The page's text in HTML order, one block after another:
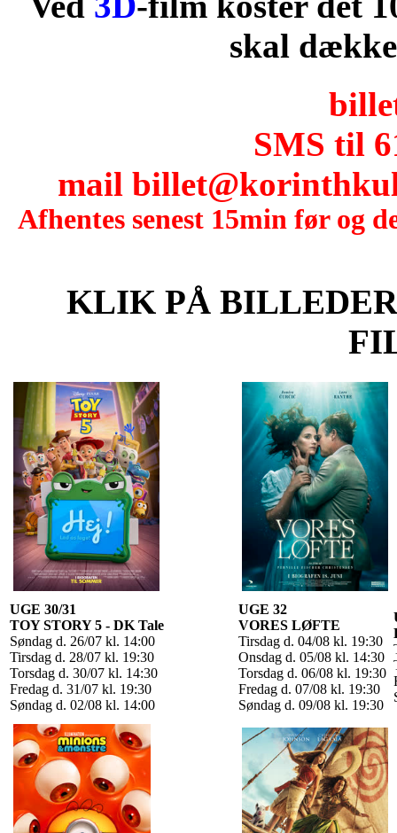
skal
SMS til
mail
Afhentes senest 15min før og
KLIK PÅ
UGE 30/31
TOY STORY 5 - DK Tale
Søndag d. 26/07 kl. 14:00
Tirsdag d. 28/07 kl. 19:30
Torsdag d. 30/07 kl. 14:30
Fredag d. 31/07 kl. 19:30
Søndag d. 02/08 kl. 14:00
UGE 32
VORES LØFTE
Tirsdag d. 04/08 kl. 19:30
Onsdag d. 05/08 kl. 14:30
Torsdag d. 06/08 kl. 19:30
Fredag d. 07/08 kl. 19:30
Søndag d. 09/08 kl. 19:30